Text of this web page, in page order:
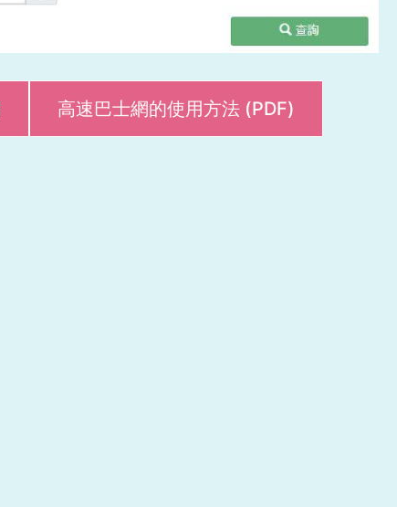
高速巴士網的使用方法 (PDF)